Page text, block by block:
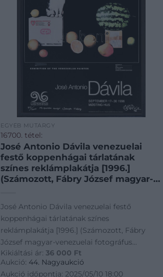
EGYÉB MŰTÁRGY
16700. tétel:
José Antonio Dávila venezuelai
festő koppenhágai tárlatának
színes reklámplakátja [1996.]
(Számozott, Fábry József magyar-
Printed by Editorial Arte, Caracas,
Venezuela. Színes kőnyomat,
mérete: 570×450 mm. Összesen
200 számozott példányban készült
plakát. Dedikált: „87/200. Mi
querida amigo Joseph Fabry. José
José Antonio Dávila venezuelai festő
koppenhágai tárlatának színes
reklámplakátja [1996.] (Számozott, Fábry
József magyar-venezuelai fotográfus
számára dedikált.) Koppenhága, 1996.
Printed by Editorial Arte, Caracas, Venezuela.
Kikiáltási ár:36 000 Ft
Aukció: 44. Nagyaukció
Aukció időpontja: 2025/05/10 18:00